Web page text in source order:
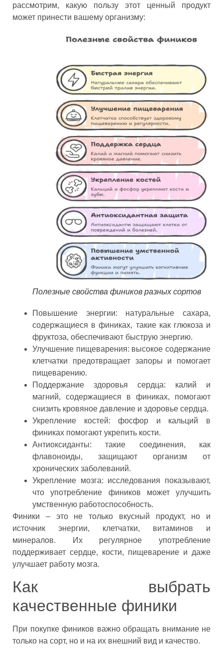
рассмотрим, какую пользу этот ценный продукт
может принести вашему организму:
Полезные свойства фиников разных сортов
Повышение энергии: натуральные сахара,
содержащиеся в финиках, такие как глюкоза и
фруктоза, обеспечивают быструю энергию.
Улучшение пищеварения: высокое содержание
клетчатки предотвращает запоры и помогает
пищеварению.
Поддержание здоровья сердца: калий и
магний, содержащиеся в финиках, помогают
снизить кровяное давление и здоровье сердца.
Укрепление костей: фосфор и кальций в
финиках помогают укрепить кости.
Антиоксиданты: такие соединения, как
флавоноиды, защищают организм от
хронических заболеваний.
Укрепление мозга: исследования показывают,
что употребление фиников может улучшить
умственную работоспособность.
Финики – это не только вкусный продукт, но и
источник энергии, клетчатки, витаминов и
минералов. Их регулярное употребление
поддерживает сердце, кости, пищеварение и даже
улучшает работу мозга.
Как выбрать
качественные финики
При покупке фиников важно обращать внимание не
только на сорт, но и на их внешний вид и качество.